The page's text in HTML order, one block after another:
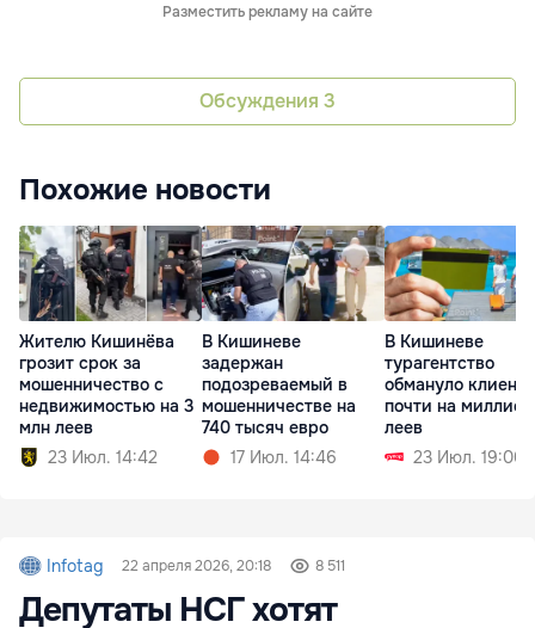
Разместить рекламу на сайте
Обсуждения 3
Похожие новости
Жителю Кишинёва
грозит срок за
мошенничество с
недвижимостью на 3
млн леев
23 Июл. 14:42
В Кишиневе
задержан
подозреваемый в
мошенничестве на
740 тысяч евро
17 Июл. 14:46
В Кишиневе
турагентство
обмануло
почти на миллион
леев
23 Июл. 19:00
Infotag 22 апреля 2026, 20:18 8 511
Депутаты НСГ хотят